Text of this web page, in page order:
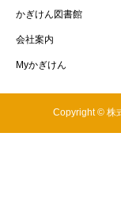
かぎけん図書館
会社案内
Myかぎけん
Copyright © 株